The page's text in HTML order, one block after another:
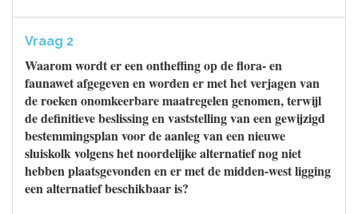
Vraag 2
Waarom wordt er een ontheffing op de flora- en
faunawet afgegeven en worden er met het verjagen van
de roeken onomkeerbare maatregelen genomen, terwijl
de definitieve beslissing en vaststelling van een gewijzigd
bestemmingsplan voor de aanleg van een nieuwe
sluiskolk volgens het noordelijke alternatief nog niet
hebben plaatsgevonden en er met de midden-west ligging
een alternatief beschikbaar is?